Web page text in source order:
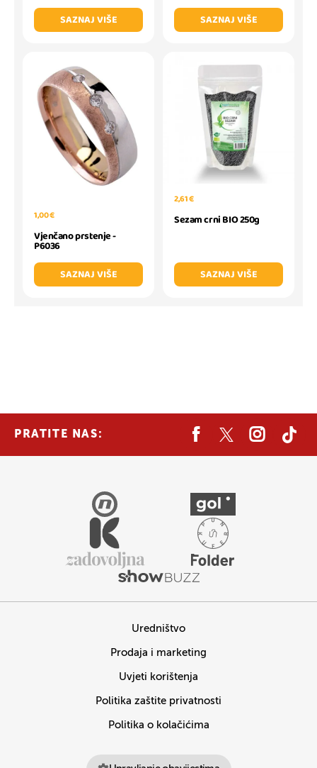
SAZNAJ VIŠE
SAZNAJ VIŠE
1,00 €
Vjenčano prstenje -
P6036
SAZNAJ VIŠE
2,61 €
Sezam crni BIO 250g
SAZNAJ VIŠE
PRATITE NAS:
Uredništvo
Prodaja i marketing
Uvjeti korištenja
Politika zaštite privatnosti
Politika o kolačićima